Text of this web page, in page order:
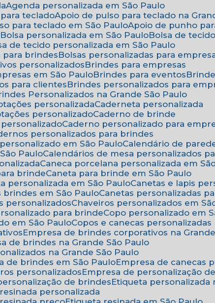
Agenda personalizada em São Paulo
para teclado
Apoio de pulso para teclado na
para teclado em São Paulo Apoio de punho
Bolsa personalizada em São Paulo
Bolsa de
de tecido personalizada em São Paulo
para brindes
Bolsas personalizadas para
personalizados
Brindes para empresas
em São Paulo Brindes para eventos
para clientes
Brindes personalizados para
Personalizados na Grande São Paulo
personalizada
Caderneta personalizada
personalizado
Caderno de brinde
personalizado
Caderno personalizado para
personalizados para brindes
em São Paulo
Calendário de
Paulo
Calendários de mesa personalizados
Caneca porcelana personalizada em
brinde
Caneta para brinde em São Paulo
personalizada em São Paulo
Canetas e lapis
brindes em São Paulo
Canetas personalizadas
personalizados
Chaveiros personalizados em
para brinde
Copo personalizado em
em São Paulo
Copos e canecas personalizadas
Empresa de brindes corporativos na
de brindes na Grande São Paulo
na Grande São Paulo
de brindes em São Paulo
Empresa de canecas
personalizados
Empresa de personalização
de brindes
Etiqueta personalizada
resinada personalizada